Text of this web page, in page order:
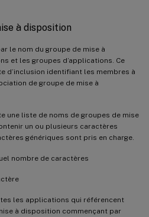
à disposition
le nom du groupe de mise à
et les groupes d’applications. Ce
d’inclusion identifiant les membres à
de groupe de mise à
une liste de noms de groupes de mise
un ou plusieurs caractères
génériques sont pris en charge.
nombre de caractères
les applications qui référencent
à disposition commençant par